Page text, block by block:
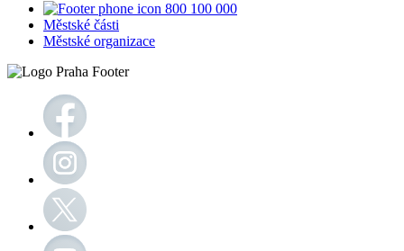
800 100 000
Městské části
Městské organizace